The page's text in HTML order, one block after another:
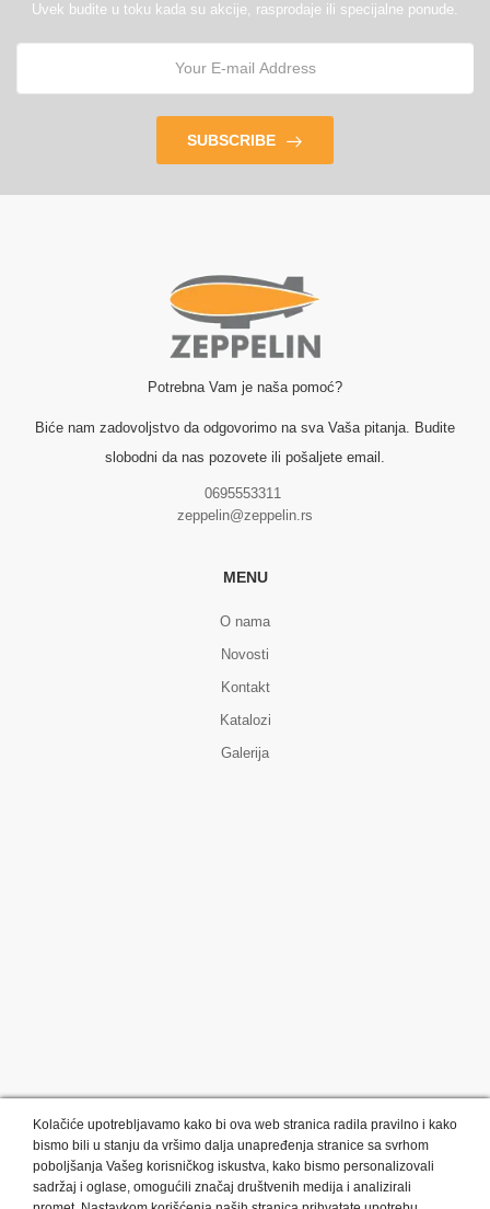
Uvek budite u toku kada su akcije, rasprodaje ili specijalne ponude.
SUBSCRIBE
Potrebna Vam je naša pomoć?
Biće nam zadovoljstvo da odgovorimo na sva Vaša pitanja. Budite
slobodni da nas pozovete ili pošaljete email.
0695553311
zeppelin@zeppelin.rs
MENU
O nama
Novosti
Kontakt
Katalozi
Galerija
Kolačiće upotrebljavamo kako bi ova web stranica radila pravilno i kako
bismo bili u stanju da vršimo dalja unapređenja stranice sa svrhom
poboljšanja Vašeg korisničkog iskustva, kako bismo personalizovali
sadržaj i oglase, omogućili značaj društvenih medija i analizirali